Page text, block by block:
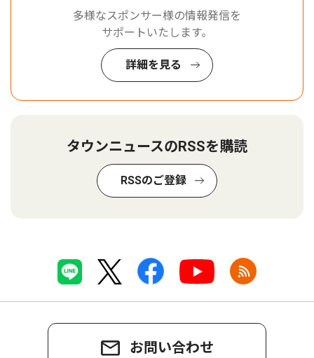
多様なスポンサー様の情報発信を
サポートいたします。
詳細を見る
タウンニュースのRSSを購読
RSSのご登録
お問い合わせ